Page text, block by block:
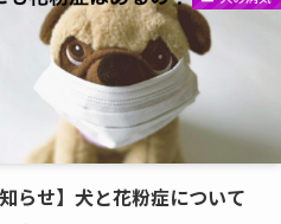
知らせ】犬と花粉症について